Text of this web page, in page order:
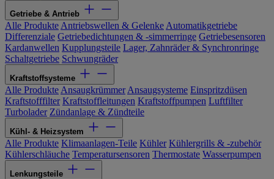
Getriebe & Antrieb
Alle Produkte Antriebswellen & Gelenke Automatikgetriebe
Differenziale Getriebedichtungen & -simmerringe Getriebesensoren
Kardanwellen Kupplungsteile Lager, Zahnräder & Synchronringe
Schaltgetriebe Schwungräder
Kraftstoffsysteme
Alle Produkte Ansaugkrümmer Ansaugsysteme Einspritzdüsen
Kraftstofffilter Kraftstoffleitungen Kraftstoffpumpen Luftfilter
Turbolader Zündanlage & Zündteile
Kühl- & Heizsystem
Alle Produkte Klimaanlagen-Teile Kühler Kühlergrills & -zubehör
Kühlerschläuche Temperatursensoren Thermostate Wasserpumpen
Lenkungsteile